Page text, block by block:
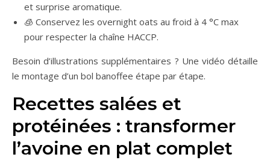
et surprise aromatique.
🧊 Conservez les overnight oats au froid à 4 °C max
pour respecter la chaîne HACCP.
Besoin d’illustrations supplémentaires ? Une vidéo détaille
le montage d’un bol banoffee étape par étape.
Recettes salées et
protéinées : transformer
l’avoine en plat complet